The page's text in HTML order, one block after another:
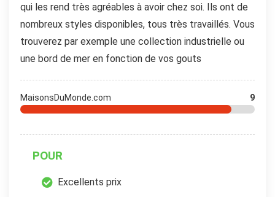
qui les rend très agréables à avoir chez soi. Ils ont de
nombreux styles disponibles, tous très travaillés. Vous
trouverez par exemple une collection industrielle ou
une bord de mer en fonction de vos gouts
MaisonsDuMonde.com 9
POUR
Excellents prix